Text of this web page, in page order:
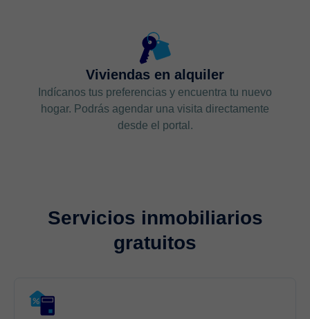
Viviendas en alquiler
Indícanos tus preferencias y encuentra tu nuevo
hogar. Podrás agendar una visita directamente
desde el portal.
Servicios inmobiliarios
gratuitos